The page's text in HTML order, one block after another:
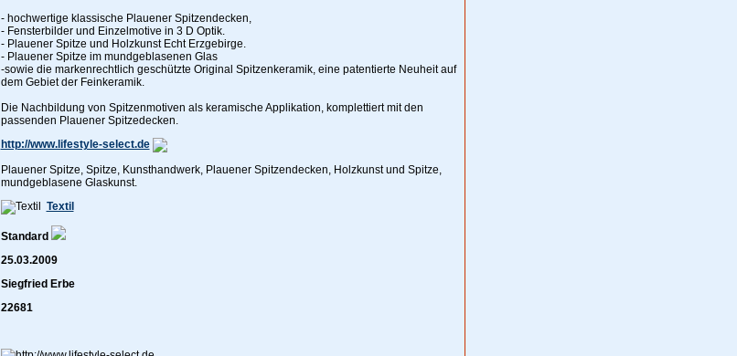
- hochwertige klassische Plauener Spitzendecken,
- Fensterbilder und Einzelmotive in 3 D Optik.
- Plauener Spitze und Holzkunst Echt Erzgebirge.
- Plauener Spitze im mundgeblasenen Glas
-sowie die markenrechtlich geschützte Original Spitzenkeramik, eine patentierte Neuheit auf
dem Gebiet der Feinkeramik.
Die Nachbildung von Spitzenmotiven als keramische Applikation, komplettiert mit den
passenden Plauener Spitzedecken.
http://www.lifestyle-select.de
Plauener Spitze, Spitze, Kunsthandwerk, Plauener Spitzendecken, Holzkunst und Spitze,
mundgeblasene Glaskunst.
Textil
Standard
25.03.2009
Siegfried Erbe
22681